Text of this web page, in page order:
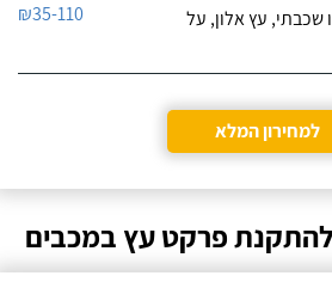
עץ אלון, על
₪35-110
למחירון המלא
פרקט עץ במכבים